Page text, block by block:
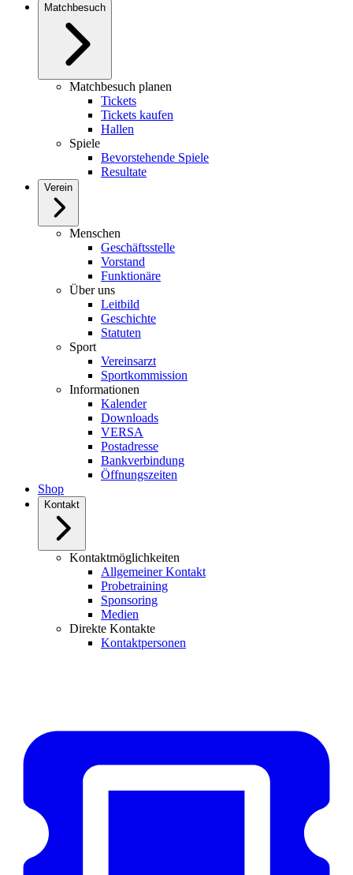
Matchbesuch
Matchbesuch planen
Tickets
Tickets kaufen
Hallen
Spiele
Bevorstehende Spiele
Resultate
Verein
Menschen
Geschäftsstelle
Vorstand
Funktionäre
Über uns
Leitbild
Geschichte
Statuten
Sport
Vereinsarzt
Sportkommission
Informationen
Kalender
Downloads
VERSA
Postadresse
Bankverbindung
Öffnungszeiten
Shop
Kontakt
Kontaktmöglichkeiten
Allgemeiner Kontakt
Probetraining
Sponsoring
Medien
Direkte Kontakte
Kontaktpersonen